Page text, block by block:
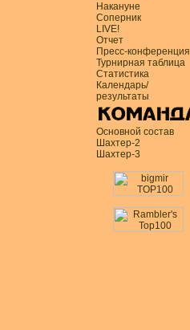
Накануне
Соперник
LIVE!
Отчет
Пресс-конференция
Турнирная таблица
Статистика
Календарь/
результаты
Основной состав
Шахтер-2
Шахтер-3